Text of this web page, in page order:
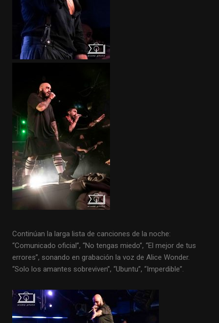
Continúan la larga lista de canciones de la noche:
“Comunicado oficial”, “No tengas miedo”, “El mejor de tus
errores”, sonando en grabación la voz de Alice Wonder.
“Solo los amantes sobreviven”, “Ubuntu”, “Imperdible”.